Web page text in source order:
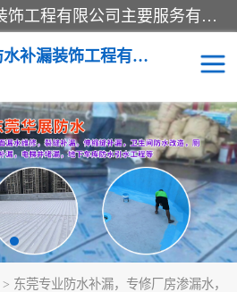
东莞市华展防水补漏装饰工程有限公司主要服务有：东莞防水补漏，东莞厂房防水补漏，东莞房屋渗漏水维修，楼面漏水维修，裂缝补漏，伸缩缝补漏，卫生间防水改造，厕所漏水补漏，外墙窗台补漏，电梯井堵漏，地下车库防水引水工程等
东莞市华展防水补漏装饰工程有限公司
> 东莞专业防水补漏，专修厂房渗漏水，
外墙防水补漏
地下室防水补漏